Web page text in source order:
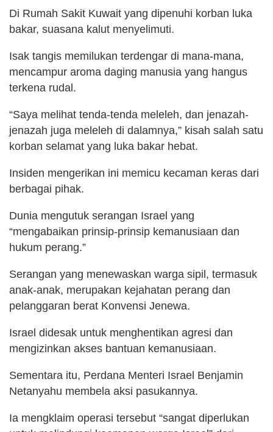
Di Rumah Sakit Kuwait yang dipenuhi korban luka
bakar, suasana kalut menyelimuti.
Isak tangis memilukan terdengar di mana-mana,
mencampur aroma daging manusia yang hangus
terkena rudal.
“Saya melihat tenda-tenda meleleh, dan jenazah-
jenazah juga meleleh di dalamnya,” kisah salah satu
korban selamat yang luka bakar hebat.
Insiden mengerikan ini memicu kecaman keras dari
berbagai pihak.
Dunia mengutuk serangan Israel yang
“mengabaikan prinsip-prinsip kemanusiaan dan
hukum perang.”
Serangan yang menewaskan warga sipil, termasuk
anak-anak, merupakan kejahatan perang dan
pelanggaran berat Konvensi Jenewa.
Israel didesak untuk menghentikan agresi dan
mengizinkan akses bantuan kemanusiaan.
Sementara itu, Perdana Menteri Israel Benjamin
Netanyahu membela aksi pasukannya.
Ia mengklaim operasi tersebut “sangat diperlukan